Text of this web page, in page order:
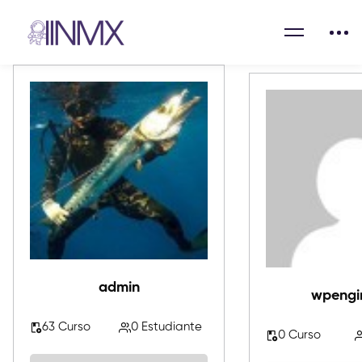
admin
63 Curso 0 Estudiante
0 Curso